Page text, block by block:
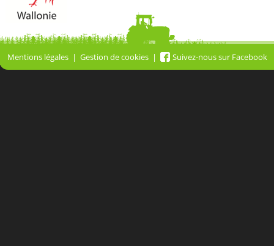
Mentions légales Gestion de cookies Suivez-nous sur Facebook